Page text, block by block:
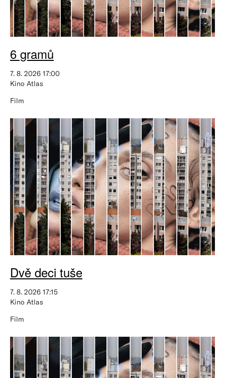
6 gramů
7. 8. 2026 17:00
Kino Atlas
Film
Dvě deci tuše
7. 8. 2026 17:15
Kino Atlas
Film